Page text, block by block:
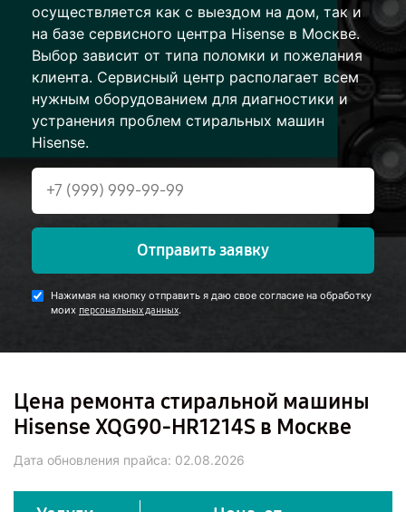
осуществляется как с выездом на дом, так и
на базе сервисного центра Hisense в Москве.
Выбор зависит от типа поломки и пожелания
клиента. Сервисный центр располагает всем
нужным оборудованием для диагностики и
устранения проблем стиральных машин
Hisense.
Отправить заявку
Нажимая на кнопку отправить я даю свое согласие на обработку
моих персональных данных.
Цена ремонта стиральной машины
Hisense XQG90-HR1214S в Москве
Дата обновления прайса: 02.08.2026